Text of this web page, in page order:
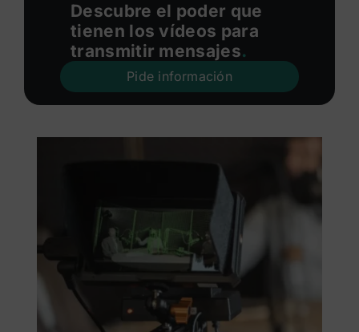
Descubre el poder que
tienen los vídeos para
transmitir mensajes.
Pide información